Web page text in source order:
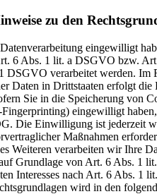
zu den
eingewilligt
6 Abs. 1 lit. a DSGVO bzw.
DSGVO verarbeitet werden.
Daten in Drittstaaten erfolgt
Sie in die Speicherung von
eingewilligt
Die Einwilligung ist jederzeit
Maßnahmen
Weiteren verarbeiten wir Ihre
Grundlage von Art. 6 Abs. 1
Interesses nach Art. 6 Abs.
wird in den